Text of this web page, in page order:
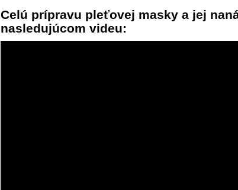
Celú prípravu pleťovej masky a jej
nasledujúcom videu: